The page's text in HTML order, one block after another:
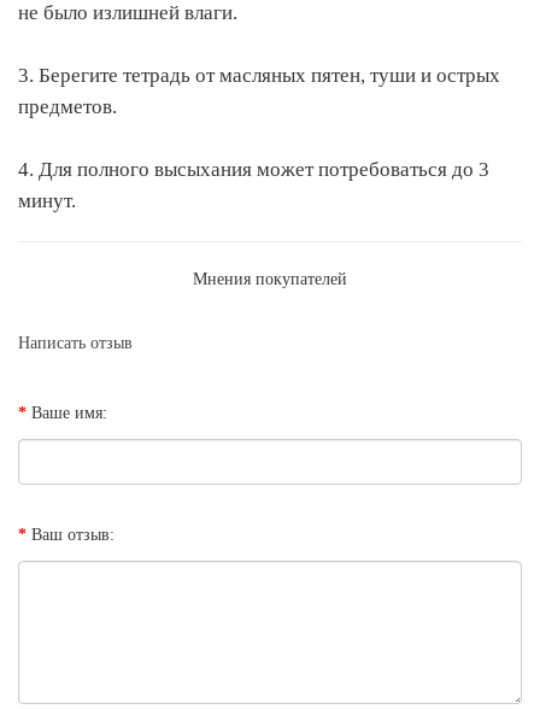
не было излишней влаги.
3. Берегите тетрадь от масляных пятен, туши и острых
предметов.
4. Для полного высыхания может потребоваться до 3
минут.
Мнения покупателей
Написать отзыв
Ваше имя:
Ваш отзыв: